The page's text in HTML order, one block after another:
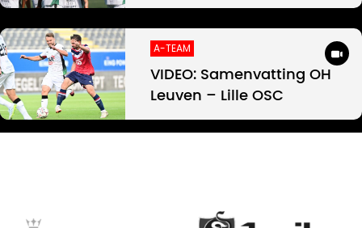
A-TEAM
VIDEO: Samenvatting OH
Leuven – Lille OSC